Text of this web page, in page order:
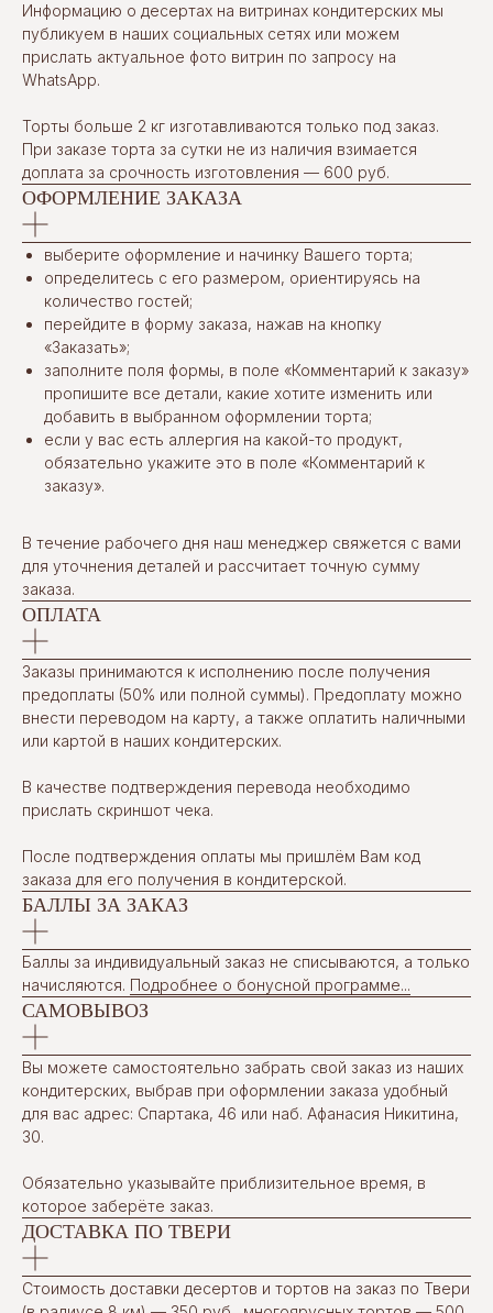
Информацию о десертах на витринах кондитерских мы
публикуем в наших социальных сетях или можем
прислать актуальное фото витрин по запросу на
WhatsApp.
Торты больше 2 кг изготавливаются только под заказ.
При заказе торта за сутки не из наличия взимается
доплата за срочность изготовления — 600 руб.
ОФОРМЛЕНИЕ ЗАКАЗА
выберите оформление и начинку Вашего торта;
определитесь с его размером, ориентируясь на
количество гостей;
перейдите в форму заказа, нажав на кнопку
«Заказать»;
заполните поля формы, в поле «Комментарий к заказу»
пропишите все детали, какие хотите изменить или
добавить в выбранном оформлении торта;
если у вас есть аллергия на какой-то продукт,
обязательно укажите это в поле «Комментарий к
заказу».
В течение рабочего дня наш менеджер свяжется с вами
для уточнения деталей и рассчитает точную сумму
заказа.
ОПЛАТА
Заказы принимаются к исполнению после получения
предоплаты (50% или полной суммы). Предоплату можно
внести переводом на карту, а также оплатить наличными
или картой в наших кондитерских.
В качестве подтверждения перевода необходимо
прислать скриншот чека.
После подтверждения оплаты мы пришлём Вам код
заказа для его получения в кондитерской.
БАЛЛЫ ЗА ЗАКАЗ
Баллы за индивидуальный заказ не списываются, а только
начисляются. Подробнее о бонусной программе...
САМОВЫВОЗ
Вы можете самостоятельно забрать свой заказ из наших
кондитерских, выбрав при оформлении заказа удобный
для вас адрес: Спартака, 46 или наб. Афанасия Никитина,
30.
Обязательно указывайте приблизительное время, в
которое заберёте заказ.
ДОСТАВКА ПО ТВЕРИ
Стоимость доставки десертов и тортов на заказ по Твери